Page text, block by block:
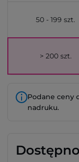
50 - 199 szt.
> 200 szt.
Podane ceny
nadruku.